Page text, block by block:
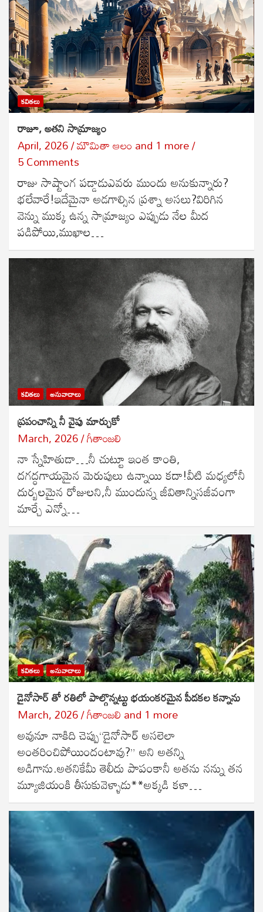
కవితలు
రాజూ, అతని సామ్రాజ్యం
April, 2026 మౌమితా ఆలంand 1 more
5 Comments
రాజు సాష్టాంగ పడ్డాడుఎవరు ముందు అనుకున్నారు?
భలేవారే!ఇదేమైనా అడగాల్సిన ప్రశ్నా అసలు?విరిగిన
వెన్ను ముక్క ఉన్న సామ్రాజ్యం ఎప్పుడు నేల మీద
పడిపోయి,ముఖాల…
కవితలు అనువాదాలు
ప్రపంచాన్ని నీ వైపు మార్చుకో
March, 2026 గీతాంజలి
నా స్నేహితుడా…నీ చుట్టూ ఇంత కాంతి,
దగద్ధగాయమైన మెరుపులు ఉన్నాయి కదా!వీటి మధ్యలోనీ
దుర్బలమైన రోజులని,నీ ముందున్న జీవితాన్నిసజీవంగా
మార్చే ఎన్నో…
కవితలు అనువాదాలు
డైనోసార్ తో రతిలో పాల్గొన్నట్టు భయంకరమైన పీడకల కన్నాను
March, 2026 గీతాంజలిand 1 more
అవునూ నాకిది చెప్పు“డైనోసార్ అసలెలా
అంతరించిపోయిందంటావు?” అని అతన్ని
అడిగాను.అతనికేమీ తెలీదు పాపంకానీ అతను నన్ను తన
మ్యూజియంకి తీసుకువెళ్ళాడు**అక్కడి కళా…